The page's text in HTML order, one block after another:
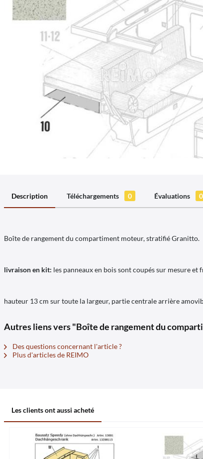
Description Téléchargements 0 Évaluations 0
Boîte de rangement du compartiment moteur, stratifié Granitto.
livraison en kit: les panneaux en bois sont coupés sur mesure et
hauteur 13 cm sur toute la largeur, partie centrale arrière
Autres liens vers "Boîte de rangement du
Des questions concernant l'article ?
Plus d'articles de REIMO
Les clients ont aussi acheté